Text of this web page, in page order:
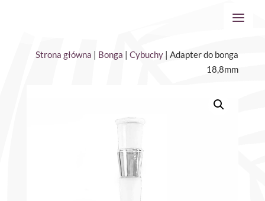
Strona główna | Bonga |Cybuchy | Adapter do bonga
18,8mm